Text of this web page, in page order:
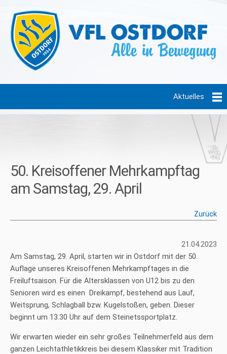
Aktuelles
50. Kreisoffener Mehrkampftag
am Samstag, 29. April
Zurück
21.04.2023
Am Samstag, 29. April, starten wir in Ostdorf mit der 50.
Auflage unseres Kreisoffenen Mehrkampftages in die
Freiluftsaison. Für die Altersklassen von U12 bis zu den
Senioren wird es einen Dreikampf, bestehend aus Lauf,
Weitsprung, Schlagball bzw. Kugelstoßen, geben. Dieser
beginnt um 13.30 Uhr auf dem Steinetssportplatz.
Wir erwarten wieder ein sehr großes Teilnehmerfeld aus dem
ganzen Leichtathletikkreis bei diesem Klassiker mit Tradition